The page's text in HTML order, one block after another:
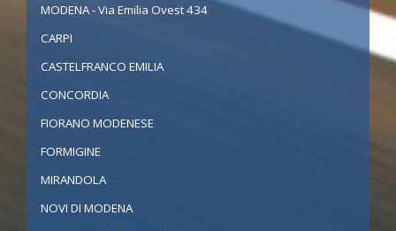
MODENA - Via Emilia Ovest 434
CARPI
CASTELFRANCO EMILIA
CONCORDIA
FIORANO MODENESE
FORMIGINE
MIRANDOLA
NOVI DI MODENA